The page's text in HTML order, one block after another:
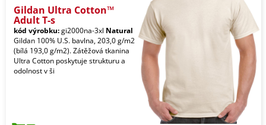
Gildan Ultra Cotton™
Adult T-s
kód výrobku:gi2000na-3xl Natural
Gildan 100% U.S. bavlna, 203,0 g/m2
(bílá 193,0 g/m2). Zátěžová tkanina
Ultra Cotton poskytuje strukturu a
odolnost v ši